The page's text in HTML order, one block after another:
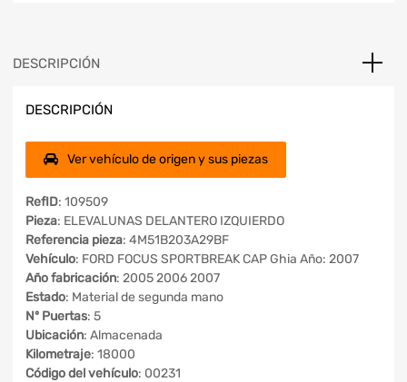
DESCRIPCIÓN
DESCRIPCIÓN
Ver vehículo de origen y sus piezas
RefID: 109509
Pieza: ELEVALUNAS DELANTERO IZQUIERDO
Referencia pieza: 4M51B203A29BF
Vehículo: FORD FOCUS SPORTBREAK CAP Ghia Año: 2007
Año fabricación: 2005 2006 2007
Estado: Material de segunda mano
Nº Puertas: 5
Ubicación: Almacenada
Kilometraje: 18000
Código del vehículo: 00231